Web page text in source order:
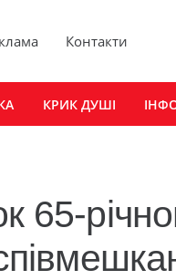
Контакти
КРИК ДУШІ
65-